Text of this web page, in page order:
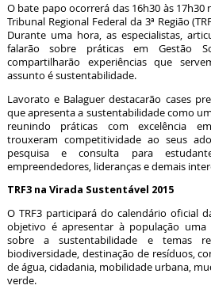
O bate papo ocorrerá das 16h30 às 17h30
Tribunal Regional Federal da 3ª Região
Durante uma hora, as especialistas,
falarão sobre práticas em Gestão
compartilharão experiências que
assunto é sustentabilidade.
Lavorato e Balaguer destacarão cases
que apresenta a sustentabilidade como
reunindo práticas com excelência
trouxeram competitividade ao seus
pesquisa e consulta para
empreendedores, lideranças e demais
TRF3 na Virada Sustentável 2015
O TRF3 participará do calendário oficial
objetivo é apresentar à população
sobre a sustentabilidade e temas
biodiversidade, destinação de resíduos,
de água, cidadania, mobilidade urbana,
verde.